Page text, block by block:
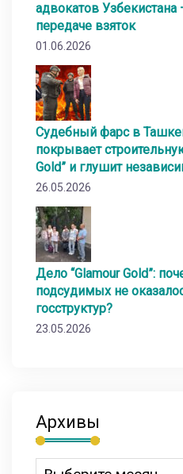
адвокатов
передаче взяток
01.06.2026
Судебный фарс в
покрывает
Gold” и глушит
26.05.2026
Дело “Glamour Gold”:
подсудимых не
госструктур?
23.05.2026
Архивы